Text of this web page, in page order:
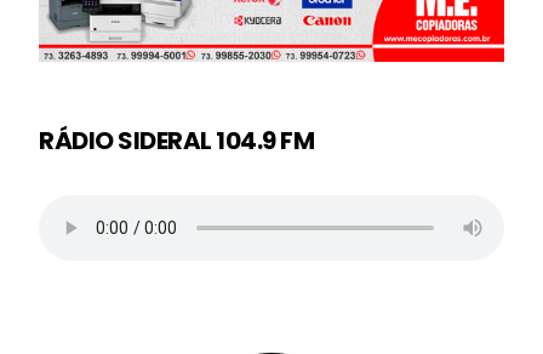
RÁDIO SIDERAL 104.9 FM